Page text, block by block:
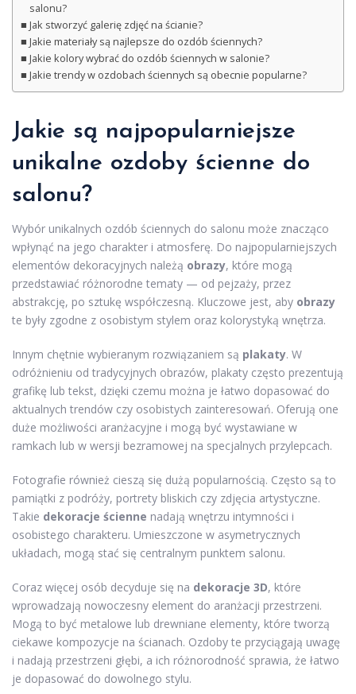
salonu?
Jak stworzyć galerię zdjęć na ścianie?
Jakie materiały są najlepsze do ozdób ściennych?
Jakie kolory wybrać do ozdób ściennych w salonie?
Jakie trendy w ozdobach ściennych są obecnie popularne?
Jakie są najpopularniejsze
unikalne ozdoby ścienne do
salonu?
Wybór unikalnych ozdób ściennych do salonu może znacząco
wpłynąć na jego charakter i atmosferę. Do najpopularniejszych
elementów dekoracyjnych należą obrazy, które mogą
przedstawiać różnorodne tematy — od pejzaży, przez
abstrakcję, po sztukę współczesną. Kluczowe jest, aby obrazy
te były zgodne z osobistym stylem oraz kolorystyką wnętrza.
Innym chętnie wybieranym rozwiązaniem są plakaty. W
odróżnieniu od tradycyjnych obrazów, plakaty często prezentują
grafikę lub tekst, dzięki czemu można je łatwo dopasować do
aktualnych trendów czy osobistych zainteresowań. Oferują one
duże możliwości aranżacyjne i mogą być wystawiane w
ramkach lub w wersji bezramowej na specjalnych przylepcach.
Fotografie również cieszą się dużą popularnością. Często są to
pamiątki z podróży, portrety bliskich czy zdjęcia artystyczne.
Takie dekoracje ścienne nadają wnętrzu intymności i
osobistego charakteru. Umieszczone w asymetrycznych
układach, mogą stać się centralnym punktem salonu.
Coraz więcej osób decyduje się na dekoracje 3D, które
wprowadzają nowoczesny element do aranżacji przestrzeni.
Mogą to być metalowe lub drewniane elementy, które tworzą
ciekawe kompozycje na ścianach. Ozdoby te przyciągają uwagę
i nadają przestrzeni głębi, a ich różnorodność sprawia, że łatwo
je dopasować do dowolnego stylu.